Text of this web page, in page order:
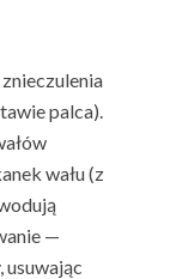
palca).
wału (z
—
usuwając